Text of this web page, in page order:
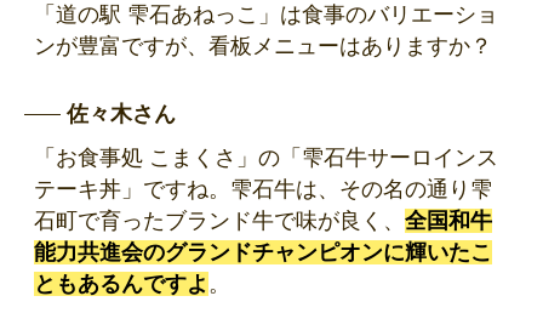
「道の駅 雫石あねっこ」は食事のバリエーショ
ンが豊富ですが、看板メニューはありますか？
佐々木さん
「お食事処 こまくさ」の「雫石牛サーロインス
テーキ丼」ですね。雫石牛は、その名の通り雫
石町で育ったブランド牛で味が良く、 全国和牛
能力共進会のグランドチャンピオンに輝いたこ
ともあるんですよ 。